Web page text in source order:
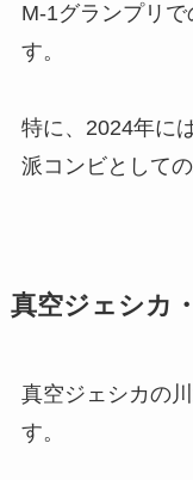
M-1グランプリ
す。
特に、2024年に
派コンビとして
真空ジェシカ
真空ジェシカの
す。